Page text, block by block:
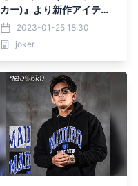
カー)』より新作アイテム7
点が1月25日に発売開始。
2023-01-25 18:30
joker